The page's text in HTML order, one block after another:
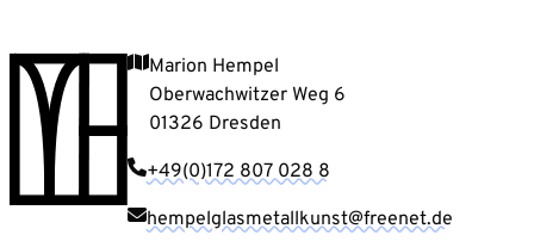
Marion Hempel
Oberwachwitzer Weg 6
01326 Dresden
+49(0)172 807 028 8
hempelglasmetallkunst@freenet.de